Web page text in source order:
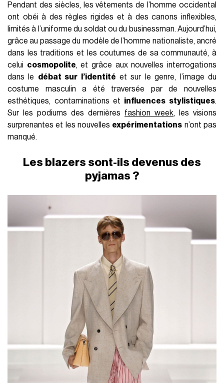
Pendant des siècles, les vêtements de l’homme occidental
ont obéi à des règles rigides et à des canons inflexibles,
limités à l’uniforme du soldat ou du businessman. Aujourd’hui,
grâce au passage du modèle de l’homme nationaliste, ancré
dans les traditions et les coutumes de sa communauté, à
celui cosmopolite, et grâce aux nouvelles interrogations
dans le débat sur l’identité et sur le genre, l’image du
costume masculin a été traversée par de nouvelles
esthétiques, contaminations et influences stylistiques.
Sur les podiums des dernières fashion week, les visions
surprenantes et les nouvelles expérimentations n’ont pas
manqué.
Les blazers sont-ils devenus des
pyjamas ?